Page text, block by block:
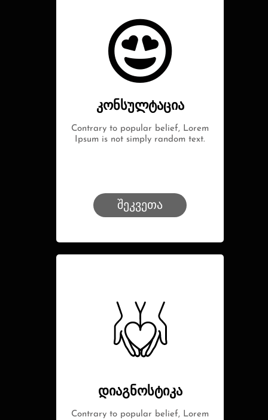
კონსულტაცია
Contrary to popular belief, Lorem
Ipsum is not simply random text.
შეკვეთა
დიაგნოსტიკა
Contrary to popular belief, Lorem